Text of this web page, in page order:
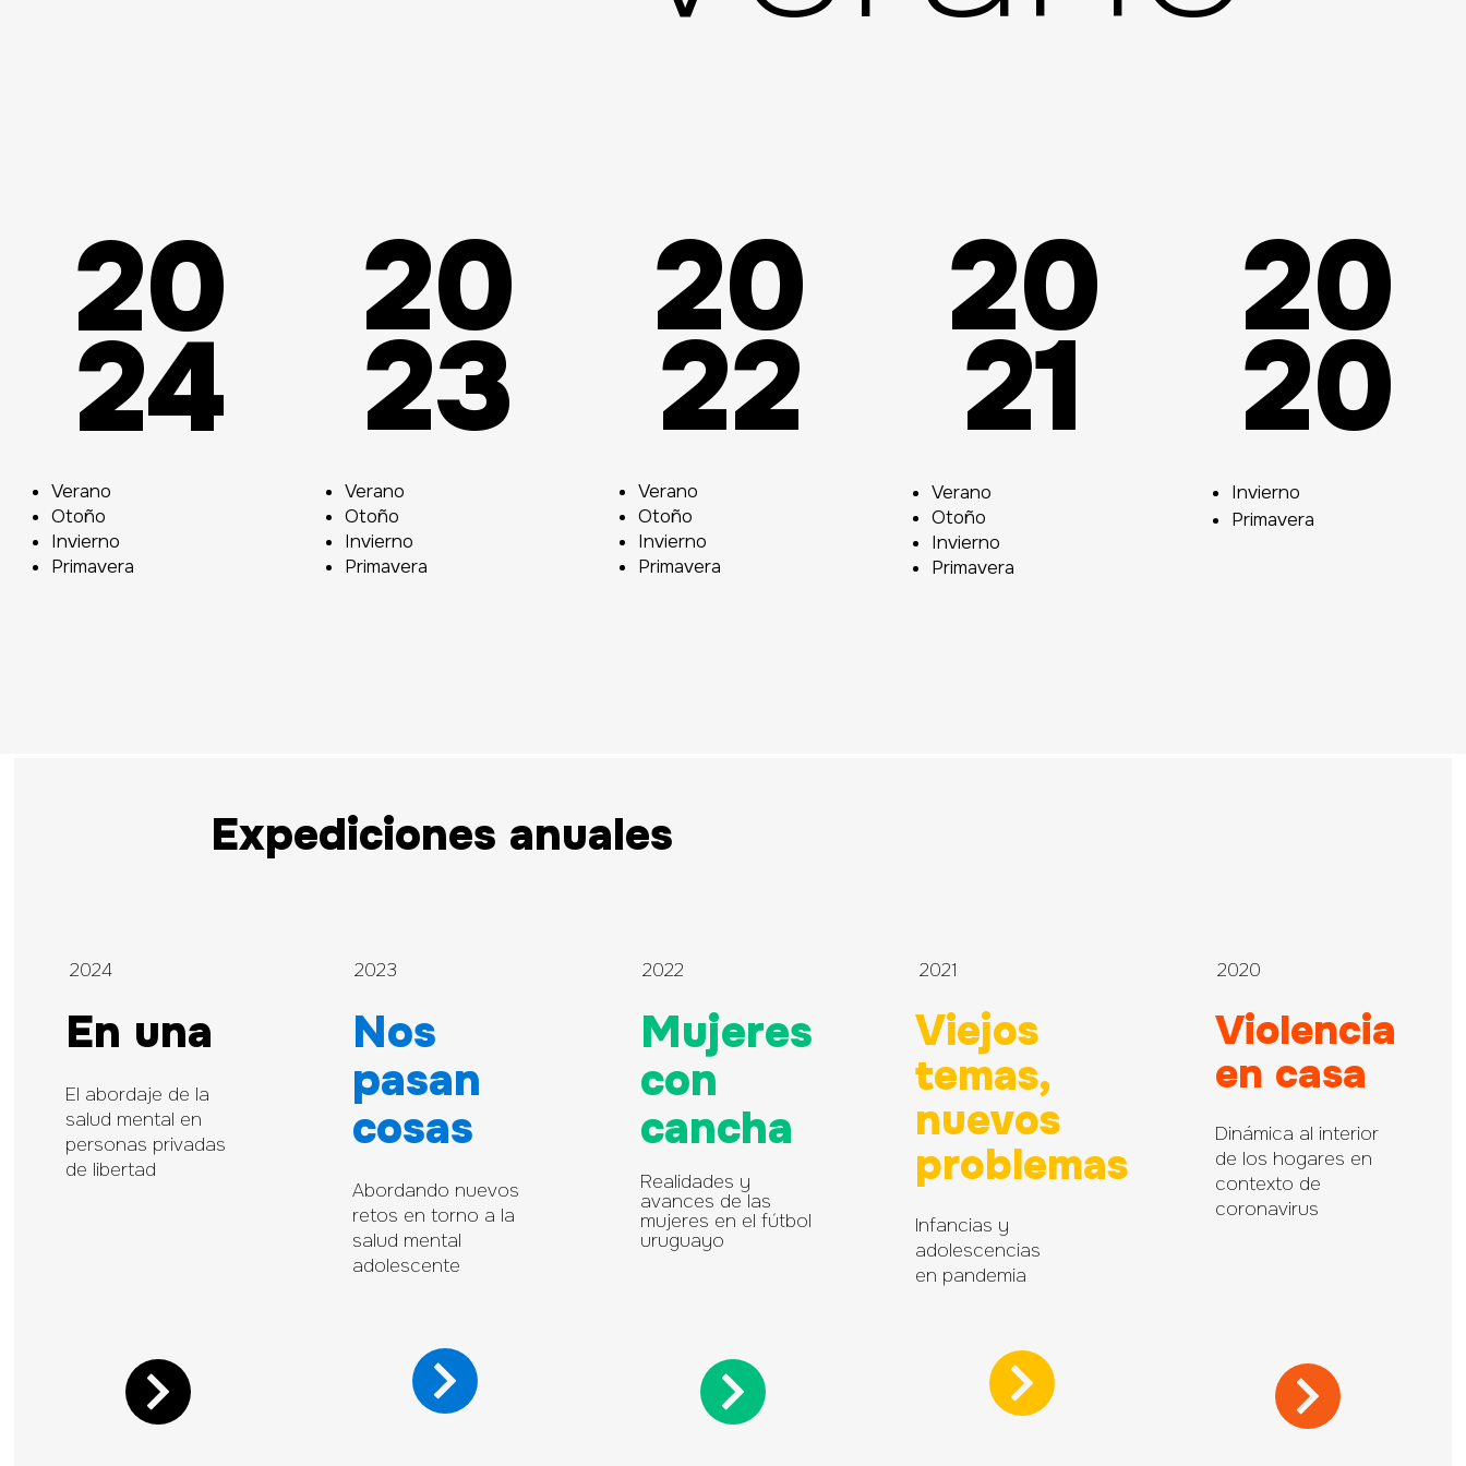
20
24
Verano
Otoño
Invierno
Primavera
20
23
Verano
Otoño
Invierno
Primavera
20
22
Verano
Otoño
Invierno
Primavera
20
21
Verano
Otoño
Invierno
Primavera
20
20
Invierno
Primavera
Expediciones anuales
2024
En una
El abordaje de la
salud mental en
personas privadas
de libertad
2023
Nos
pasan
cosas
Abordando nuevos
retos en torno a la
salud mental
adolescente
2022
Mujeres
con
cancha
Realidades y
avances de las
mujeres en el fútbol
uruguayo
2021
Viejos
temas,
nuevos
problemas
Infancias y
adolescencias
en pandemia
2020
Violencia
en casa
Dinámica al interior
de los hogares en
contexto de
coronavirus